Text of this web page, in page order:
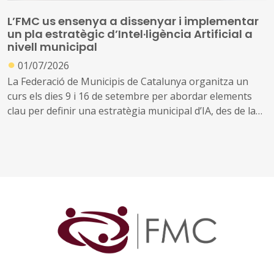
L’FMC us ensenya a dissenyar i implementar
un pla estratègic d’Intel·ligència Artificial a
nivell municipal
● 01/07/2026
La Federació de Municipis de Catalunya organitza un
curs els dies 9 i 16 de setembre per abordar elements
clau per definir una estratègia municipal d’IA, des de la
L’objectiu és dotar els i les participants dels
coneixements i eines necessaris per liderar projectes
d’Intel·ligència Artificial en l’àmbit local amb criteris
d’eficiència, seguretat jurídica i orientació al servei públic